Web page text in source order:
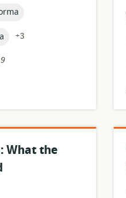
+3
What the